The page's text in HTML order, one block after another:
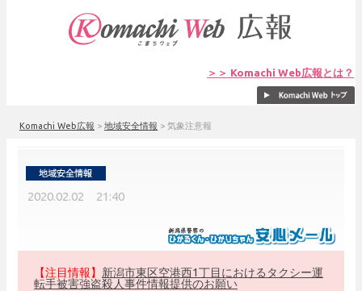
＞＞ Komachi Web広報とは？
Komachi Web広報 > 地域安全情報 > 気象注意報
2020.02.02 21:40
【注目情報】 新潟市東区空港西1丁目におけるタクシー運
転手被害強盗殺人事件情報提供のお願い